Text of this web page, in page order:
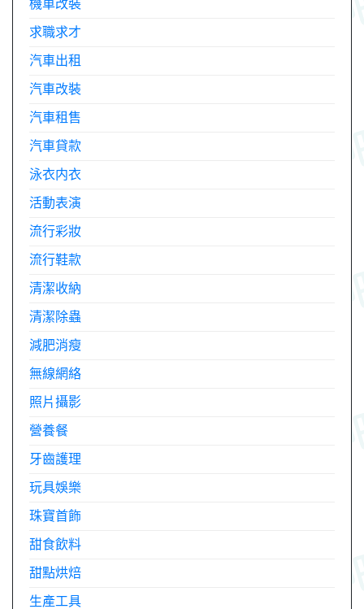
機車改裝
求職求才
汽車出租
汽車改裝
汽車租售
汽車貸款
泳衣内衣
活動表演
流行彩妝
流行鞋款
清潔收納
清潔除蟲
減肥消瘦
無線網絡
照片攝影
營養餐
牙齒護理
玩具娛樂
珠寶首飾
甜食飲料
甜點烘焙
生產工具